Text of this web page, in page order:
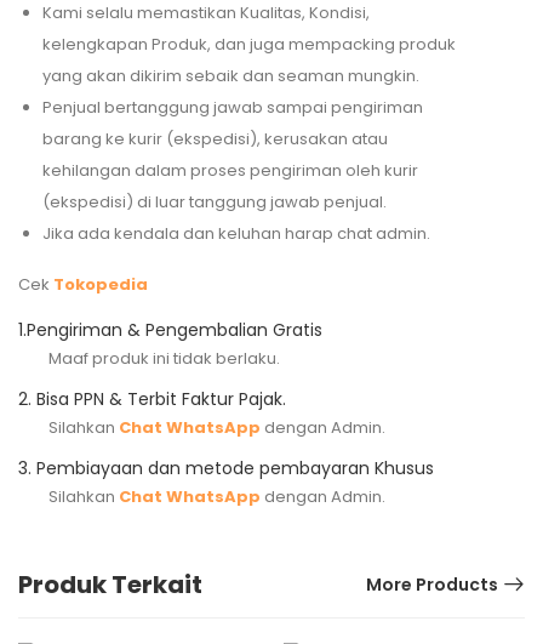
Kami selalu memastikan Kualitas, Kondisi,
kelengkapan Produk, dan juga mempacking produk
yang akan dikirim sebaik dan seaman mungkin.
Penjual bertanggung jawab sampai pengiriman
barang ke kurir (ekspedisi), kerusakan atau
kehilangan dalam proses pengiriman oleh kurir
(ekspedisi) di luar tanggung jawab penjual.
Jika ada kendala dan keluhan harap chat admin.
Cek Tokopedia
1.Pengiriman & Pengembalian Gratis
Maaf produk ini tidak berlaku.
2. Bisa PPN & Terbit Faktur Pajak.
Silahkan Chat WhatsApp dengan Admin.
3. Pembiayaan dan metode pembayaran Khusus
Silahkan Chat WhatsApp dengan Admin.
Produk Terkait More Products